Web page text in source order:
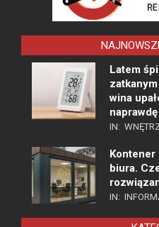
Latem
wina
IN:
Kontener
biura.
IN: